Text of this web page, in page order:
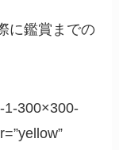
に鑑賞までの
1-300×300-